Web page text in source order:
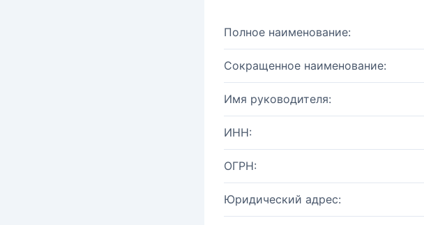
Полное наименование:
Сокращенное наименование:
Имя руководителя:
ИНН:
ОГРН:
Юридический адрес: